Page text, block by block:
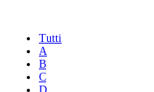
Tutti
A
B
C